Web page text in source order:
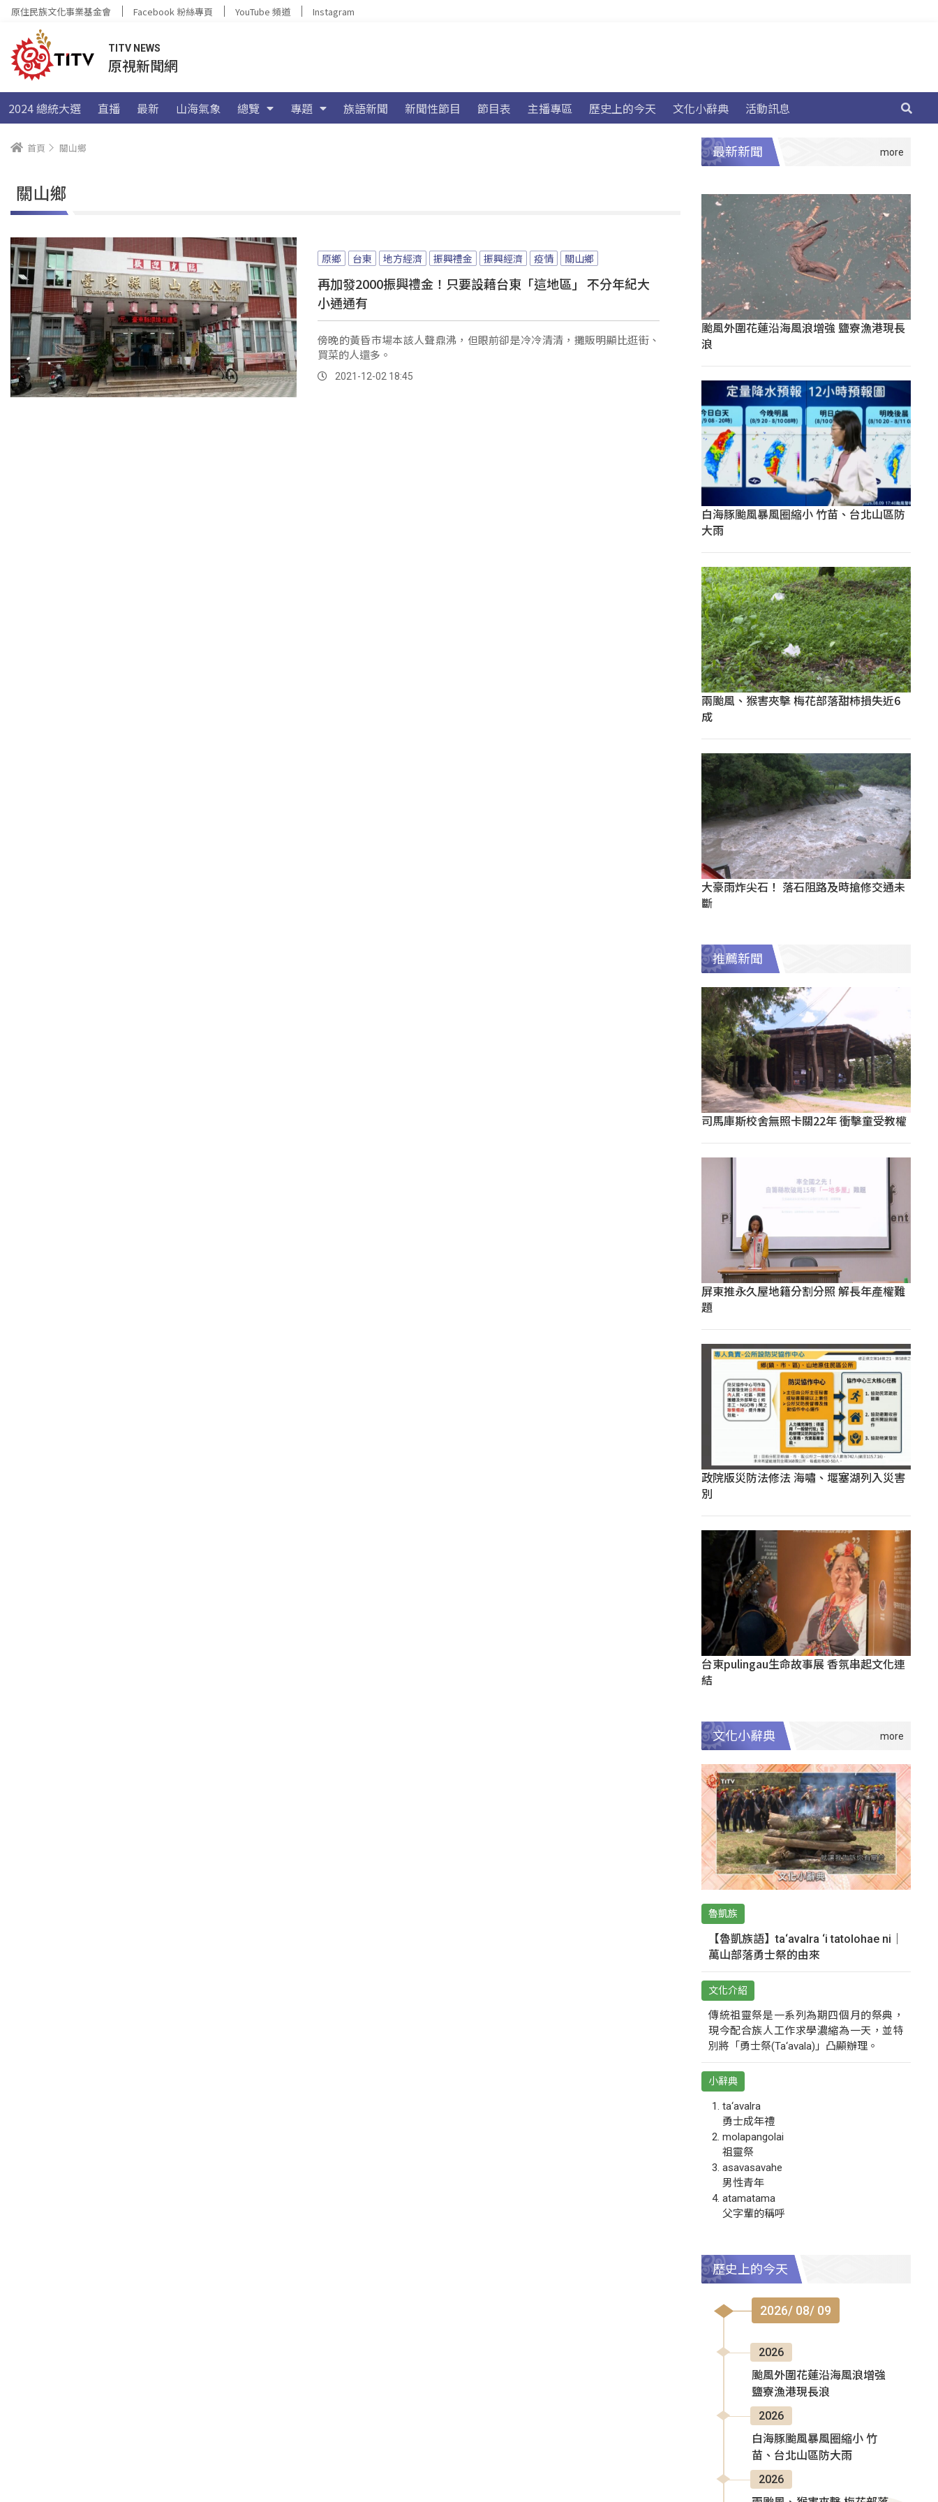
原住民族文化事業基金會 Facebook 粉絲專頁 YouTube 頻道 Instagram
TITV NEWS
原視新聞網
2024 總統大選 直播 最新 山海氣象 總覽 專題 族語新聞 新聞性節目 節目表 主播專區 歷史上的今天 文化小辭典 活動訊息
首頁 關山鄉
關山鄉
原鄉 台東 地方經濟 振興禮金 振興經濟 疫情 關山鄉
再加發2000振興禮金！只要設藉台東「這地區」 不分年紀大
小通通有
傍晚的黃昏市場本該人聲鼎沸，但眼前卻是冷冷清清，攤販明顯比逛街、
買菜的人還多。
2021-12-02 18:45
最新新聞
颱風外圍花蓮沿海風浪增強 鹽寮漁港現長
浪
白海豚颱風暴風圈縮小 竹苗、台北山區防
大雨
兩颱風、猴害夾擊 梅花部落甜柿損失近6
成
大豪雨炸尖石！ 落石阻路及時搶修交通未
斷
推薦新聞
司馬庫斯校舍無照卡關22年 衝擊童受教權
屏東推永久屋地籍分割分照 解長年產權難
題
政院版災防法修法 海嘯、堰塞湖列入災害
別
台東pulingau生命故事展 香氛串起文化連
結
文化小辭典
魯凱族
【魯凱族語】ta‘avalra ‘i tatolohae ni｜
萬山部落勇士祭的由來
文化介紹
傳統祖靈祭是一系列為期四個月的祭典，
現今配合族人工作求學濃縮為一天，並特
別將「勇士祭(Ta‘avala)」凸顯辦理。
小辭典
ta‘avalra
勇士成年禮
molapangolai
祖靈祭
asavasavahe
男性青年
atamatama
父字輩的稱呼
歷史上的今天
2026/ 08/ 09
2026
颱風外圍花蓮沿海風浪增強
鹽寮漁港現長浪
2026
白海豚颱風暴風圈縮小 竹
苗、台北山區防大雨
2026